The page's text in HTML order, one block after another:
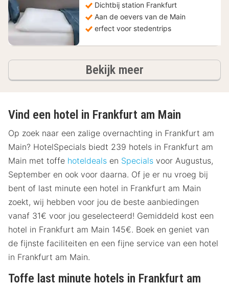
Dichtbij station Frankfurt
Aan de oevers van de Main
erfect voor stedentrips
Bekijk meerhotels
Vind een hotel in Frankfurt am Main
Op zoek naar een zalige overnachting in Frankfurt am
Main? HotelSpecials biedt 239 hotels in Frankfurt am
Main met toffe hoteldeals en Specials voor Augustus,
September en ook voor daarna. Of je er nu vroeg bij
bent of last minute een hotel in Frankfurt am Main
zoekt, wij hebben voor jou de beste aanbiedingen
vanaf 31€ voor jou geselecteerd! Gemiddeld kost een
hotel in Frankfurt am Main 145€. Boek en geniet van
de fijnste faciliteiten en een fijne service van een hotel
in Frankfurt am Main.
Toffe last minute hotels in Frankfurt am